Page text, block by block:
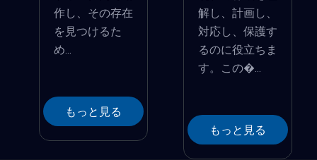
作し、その存在
を見つけるた
め...
もっと見る
解し、計画し、
対応し、保護す
るのに役立ちま
す。この�...
もっと見る